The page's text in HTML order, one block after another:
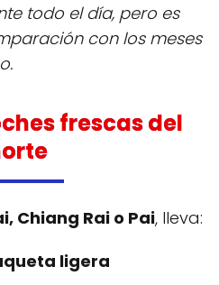
todo el día, pero es
con los meses
frescas del
Chiang Rai o Pai, lleva:
ligera